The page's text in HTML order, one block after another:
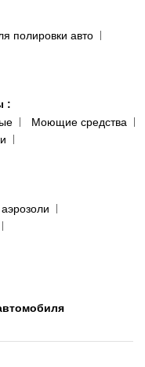
полировки авто
:
Моющие средства